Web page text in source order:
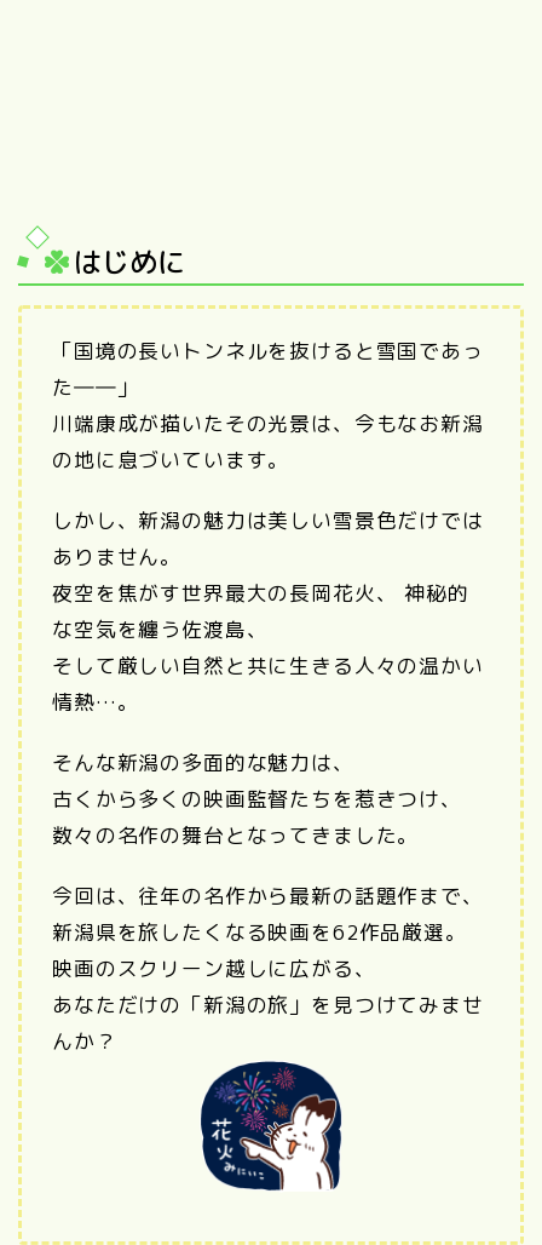
はじめに
「国境の長いトンネルを抜けると雪国であっ
た――」
川端康成が描いたその光景は、今もなお新潟
の地に息づいています。
しかし、新潟の魅力は美しい雪景色だけでは
ありません。
夜空を焦がす世界最大の長岡花火、 神秘的
な空気を纏う佐渡島、
そして厳しい自然と共に生きる人々の温かい
情熱…。
そんな新潟の多面的な魅力は、
古くから多くの映画監督たちを惹きつけ、
数々の名作の舞台となってきました。
今回は、往年の名作から最新の話題作まで、
新潟県を旅したくなる映画を62作品厳選。
映画のスクリーン越しに広がる、
あなただけの「新潟の旅」を見つけてみませ
んか？